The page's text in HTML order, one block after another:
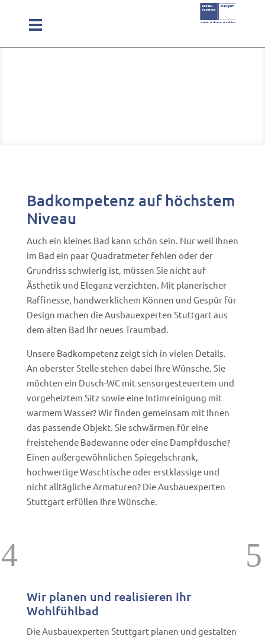
Badkompetenz auf höchstem
Niveau
Auch ein kleines Bad kann schön sein. Nur weil Ihnen
im Bad ein paar Quadratmeter fehlen oder der
Grundriss schwierig ist, müssen Sie nicht auf
Ästhetik und Eleganz verzichten. Mit planerischer
Raffinesse, handwerklichem Können und Gespür für
Design machen die Ausbauexperten Stuttgart aus
dem alten Bad Ihr neues Traumbad.
Unsere Badkompetenz zeigt sich in vielen Details.
An oberster Stelle stehen dabei Ihre Wünsche. Sie
möchten ein Dusch-WC mit sensorgesteuertem und
vorgeheiztem Sitz sowie eine Intimreinigung mit
warmem Wasser? Wir finden gemeinsam mit Ihnen
das passende Objekt. Sie schwärmen für eine
freistehende Badewanne oder eine Dampfdusche?
Einen außergewöhnlichen Spiegelschrank,
hochwertige Waschtische oder erstklassige und
nicht alltägliche Armaturen? Die Ausbauexperten
Stuttgart erfüllen Ihre Wünsche.
Wir planen und realisieren Ihr
Wohlfühlbad
Die Ausbauexperten Stuttgart planen und gestalten